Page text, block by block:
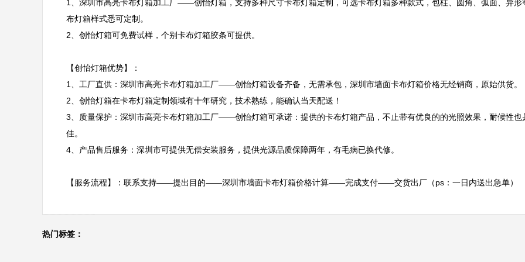
1、深圳市高亮卡布灯箱加工厂——创怡灯箱，支持多种尺寸卡布灯箱定制，可选卡布灯箱多种款式，包柱、圆角、弧面、异形
布灯箱样式悉可定制。
2、创怡灯箱可免费试样，个别卡布灯箱胶条可提供。
【创怡灯箱优势】：
1、工厂直供：深圳市高亮卡布灯箱加工厂——创怡灯箱设备齐备，无需承包，深圳市墙面卡布灯箱价格无经销商，原始供货。
2、创怡灯箱在卡布灯箱定制领域有十年研究，技术熟练，能确认当天配送！
3、质量保护：深圳市高亮卡布灯箱加工厂——创怡灯箱可承诺：提供的卡布灯箱产品，不止带有优良的的光照效果，耐候性也
佳。
4、产品售后服务：深圳市可提供无偿安装服务，提供光源品质保障两年，有毛病已换代修。
【服务流程】：联系支持——提出目的——深圳市墙面卡布灯箱价格计算——完成支付——交货出厂（ps：一日内送出急单）
热门标签：